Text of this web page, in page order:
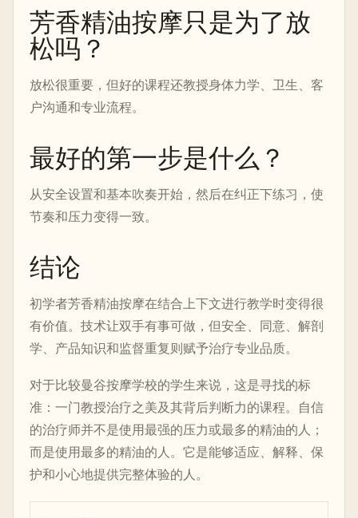
芳香精油按摩只是为了放
松吗？
放松很重要，但好的课程还教授身体力学、卫生、客
户沟通和专业流程。
最好的第一步是什么？
从安全设置和基本吹奏开始，然后在纠正下练习，使
节奏和压力变得一致。
结论
初学者芳香精油按摩在结合上下文进行教学时变得很
有价值。技术让双手有事可做，但安全、同意、解剖
学、产品知识和监督重复则赋予治疗专业品质。
对于比较曼谷按摩学校的学生来说，这是寻找的标
准：一门教授治疗之美及其背后判断力的课程。自信
的治疗师并不是使用最强的压力或最多的精油的人；
而是使用最多的精油的人。它是能够适应、解释、保
护和小心地提供完整体验的人。